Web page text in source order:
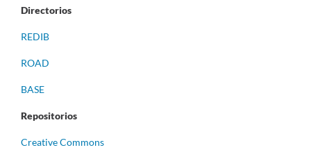
Directorios
REDIB
ROAD
BASE
Repositorios
Creative Commons